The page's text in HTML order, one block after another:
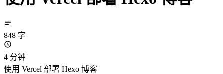
848 字
4 分钟
使用 Vercel 部署 Hexo 博客